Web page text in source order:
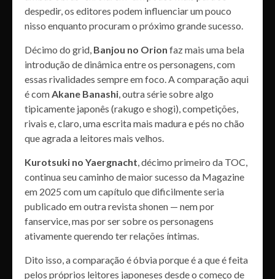
despedir, os editores podem influenciar um pouco
nisso enquanto procuram o próximo grande sucesso.
Décimo do grid, Banjou no Orion faz mais uma bela
introdução de dinâmica entre os personagens, com
essas rivalidades sempre em foco. A comparação aqui
é comAkane Banashi, outra série sobre algo
tipicamente japonês (rakugo e shogi), competições,
rivais e, claro, uma escrita mais madura e pés no chão
que agrada a leitores mais velhos.
Kurotsuki no Yaergnacht, décimo primeiro da TOC,
continua seu caminho de maior sucesso da Magazine
em 2025 com um capítulo que dificilmente seria
publicado em outra revista shonen — nem por
fanservice, mas por ser sobre os personagens
ativamente querendo ter relações íntimas.
Dito isso, a comparação é óbvia porque é a que é feita
pelos próprios leitores japoneses desde o começo de